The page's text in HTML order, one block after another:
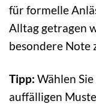
für formelle
Alltag getragen
besondere Note
Tipp: Wählen
auffälligen